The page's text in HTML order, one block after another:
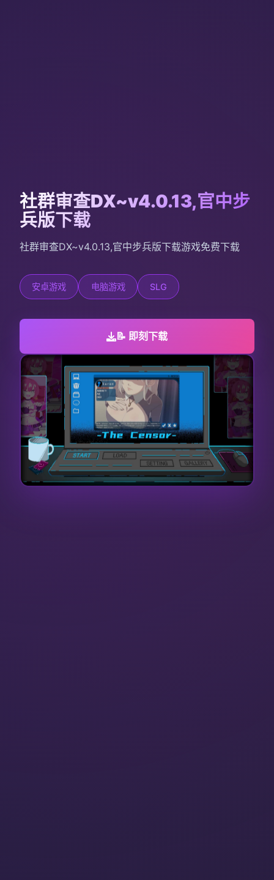
社群审查DX~v4.0.13,官中步
兵版下载
社群审查DX~v4.0.13,官中步兵版下载游戏免费下载
安卓游戏 电脑游戏 SLG
📝 即刻下载